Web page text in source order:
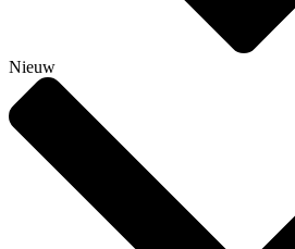
Nieuw